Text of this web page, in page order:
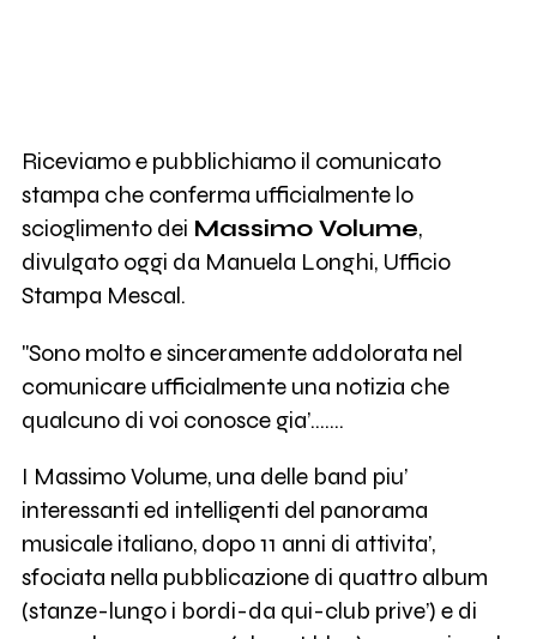
Riceviamo e pubblichiamo il comunicato
stampa che conferma ufficialmente lo
scioglimento dei Massimo Volume,
divulgato oggi da Manuela Longhi, Ufficio
Stampa Mescal.
"Sono molto e sinceramente addolorata nel
comunicare ufficialmente una notizia che
qualcuno di voi conosce gia’…….
I Massimo Volume, una delle band piu’
interessanti ed intelligenti del panorama
musicale italiano, dopo 11 anni di attivita’,
sfociata nella pubblicazione di quattro album
(stanze-lungo i bordi-da qui-club prive’) e di